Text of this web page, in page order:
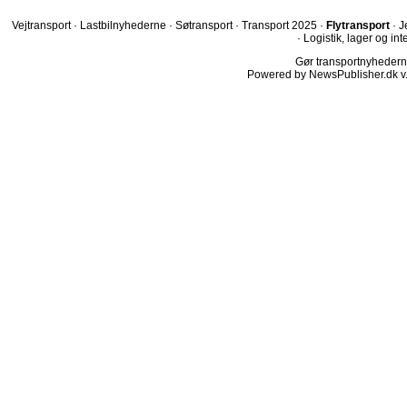
Vejtransport · Lastbilnyhederne · Søtransport · Transport 2025 · Flytransport ·
· Logistik, lager og
Gør
Powered by NewsPublisher.dk